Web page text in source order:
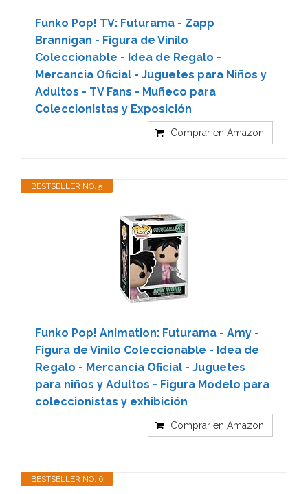
Funko Pop! TV: Futurama - Zapp
Brannigan - Figura de Vinilo
Coleccionable - Idea de Regalo -
Mercancia Oficial - Juguetes para Niños y
Adultos - TV Fans - Muñeco para
Coleccionistas y Exposición
Comprar en Amazon
BESTSELLER NO. 5
Funko Pop! Animation: Futurama - Amy -
Figura de Vinilo Coleccionable - Idea de
Regalo - Mercancía Oficial - Juguetes
para niños y Adultos - Figura Modelo para
coleccionistas y exhibición
Comprar en Amazon
BESTSELLER NO. 6